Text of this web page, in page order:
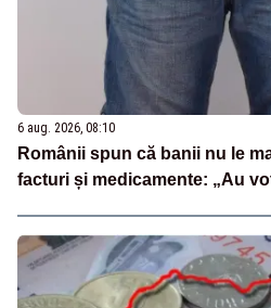
6 aug. 2026, 08:10
Românii spun că banii nu le
facturi și medicamente: „Au